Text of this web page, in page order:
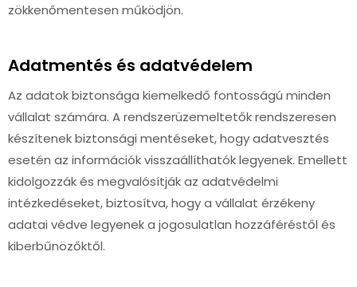
zökkenőmentesen működjön.
Adatmentés és adatvédelem
Az adatok biztonsága kiemelkedő fontosságú minden
vállalat számára. A rendszerüzemeltetők rendszeresen
készítenek biztonsági mentéseket, hogy adatvesztés
esetén az információk visszaállíthatók legyenek. Emellett
kidolgozzák és megvalósítják az adatvédelmi
intézkedéseket, biztosítva, hogy a vállalat érzékeny
adatai védve legyenek a jogosulatlan hozzáféréstől és
kiberbűnözőktől.